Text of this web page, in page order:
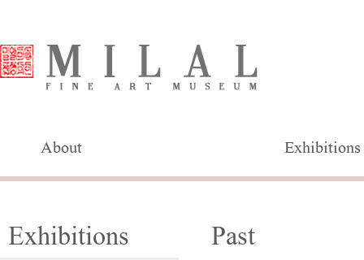
About Exhibitions
Exhibitions Past